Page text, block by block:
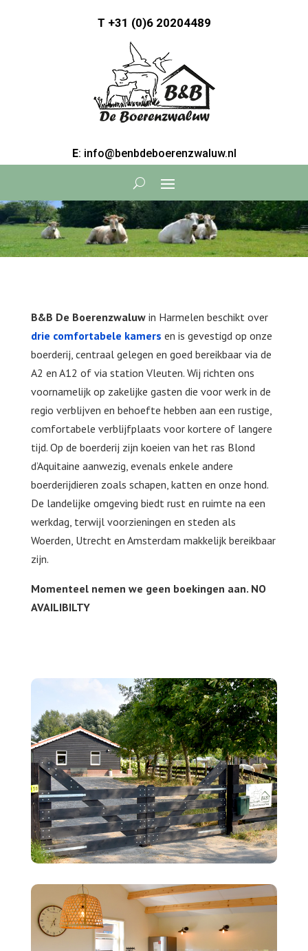
T +31 (0)6 20204489
E: info@benbdeboerenzwaluw.nl
B&B De Boerenzwaluwin Harmelen beschikt over
drie comfortabele kamers en is gevestigd op onze
boerderij, centraal gelegen en goed bereikbaar via de
A2 en A12 of via station Vleuten. Wij richten ons
voornamelijk op zakelijke gasten die voor werk in de
regio verblijven en behoefte hebben aan een rustige,
comfortabele verblijfplaats voor kortere of langere
tijd. Op de boerderij zijn koeien van het ras Blond
d’Aquitaine aanwezig, evenals enkele andere
boerderijdieren zoals schapen, katten en onze hond.
De landelijke omgeving biedt rust en ruimte na een
werkdag, terwijl voorzieningen en steden als
Woerden, Utrecht en Amsterdam makkelijkbereikbaar
zijn.
Momenteel nemen we geen boekingen aan. NO
AVAILIBILTY